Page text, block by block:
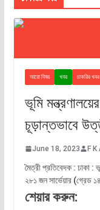
আরো বিষয় খবর চাকরির খবর
ভূমি
চূড়ান্তভাবে
June 18, 2023 F K
মৈত্রী প্রতিবেদক : ঢাকা :
২৮১ জন সার্ভেয়ার (গ্রেড
শেয়ার করুন: